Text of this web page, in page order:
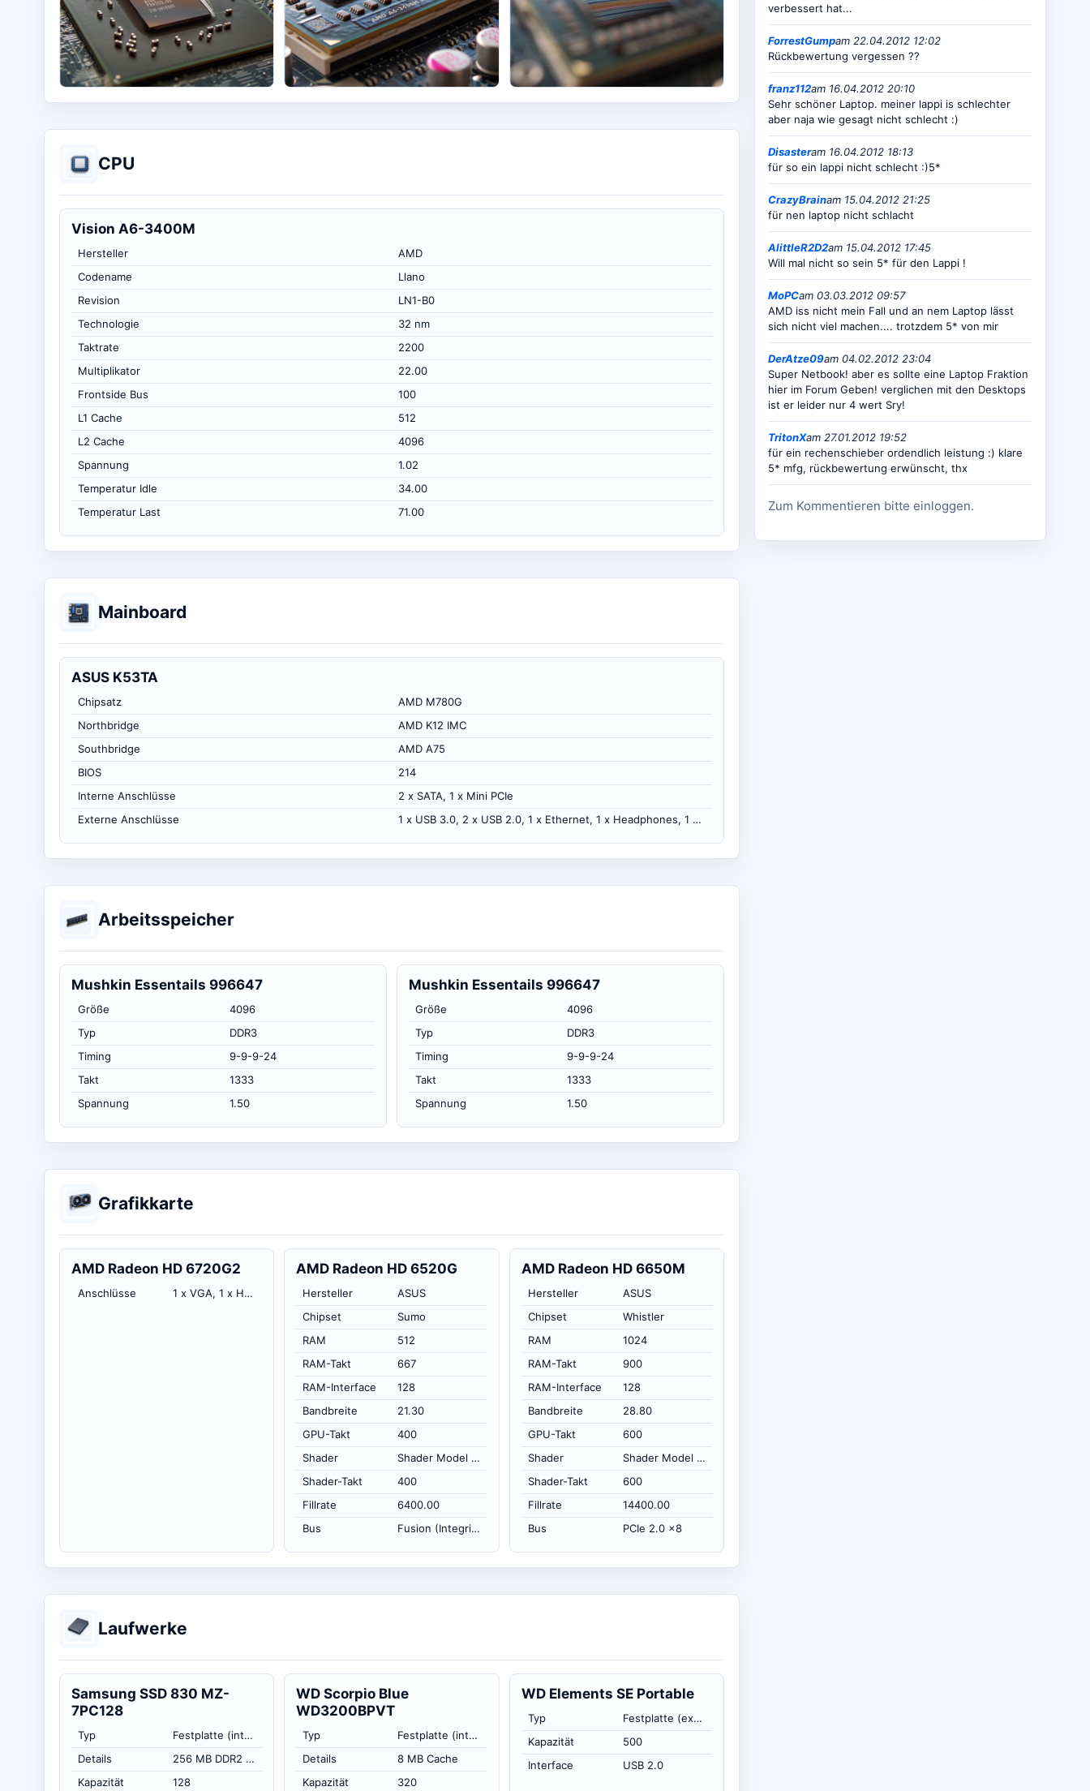
+9
CPU
Vision A6-3400M
Hersteller
AMD
Codename
Llano
Revision
LN1-B0
Technologie
32 nm
Taktrate
2200
Multiplikator
22.00
Frontside Bus
100
L1 Cache
512
L2 Cache
4096
Spannung
1.02
Temperatur Idle
34.00
Temperatur Last
71.00
Mainboard
ASUS K53TA
Chipsatz
AMD M780G
Northbridge
AMD K12 IMC
Southbridge
AMD A75
BIOS
214
Interne Anschlüsse
2 x SATA, 1 x Mini PCIe
Externe Anschlüsse
1 x USB 3.0, 2 x USB 2.0, 1 x Ethernet, 1 x Headphones, 1 x Microphone
Arbeitsspeicher
Mushkin Essentails 996647
Größe
4096
Typ
DDR3
Timing
9-9-9-24
Takt
1333
Spannung
1.50
Mushkin Essentails 996647
Größe
4096
Typ
DDR3
Timing
9-9-9-24
Takt
1333
Spannung
1.50
Grafikkarte
AMD Radeon HD 6720G2
Anschlüsse 1 x VGA, 1 x HDMI
AMD Radeon HD 6520G
Hersteller
ASUS
Chipset
Sumo
RAM
512
RAM-Takt
667
RAM-Interface
128
Bandbreite
21.30
GPU-Takt
400
Shader
Shader Model 5.0
Shader-Takt
400
Fillrate
6400.00
Bus
Fusion (Integriert)
AMD Radeon HD 6650M
Hersteller
ASUS
Chipset
Whistler
RAM
1024
RAM-Takt
900
RAM-Interface
128
Bandbreite
28.80
GPU-Takt
600
Shader
Shader Model 5.0
Shader-Takt
600
Fillrate
14400.00
Bus
PCIe 2.0 x8
Laufwerke
Samsung SSD 830 MZ-
7PC128
Typ
Festplatte (intern)
Details
256 MB DDR2 SDRAM, 3 Kern MCX Controller
Kapazität
128
WD Scorpio Blue
WD3200BPVT
Typ
Festplatte (intern)
Details
8 MB Cache
Kapazität
320
WD Elements SE Portable
Typ
Festplatte (extern)
Kapazität
500
Interface
USB 2.0
verbessert hat...
ForrestGumpam 22.04.2012 12:02
Rückbewertung vergessen ??
franz112am 16.04.2012 20:10
Sehr schöner Laptop. meiner lappi is schlechter
aber naja wie gesagt nicht schlecht :)
Disasteram 16.04.2012 18:13
für so ein lappi nicht schlecht :)5*
CrazyBrainam 15.04.2012 21:25
für nen laptop nicht schlacht
AlittleR2D2am 15.04.2012 17:45
Will mal nicht so sein 5* für den Lappi !
MoPCam 03.03.2012 09:57
AMD iss nicht mein Fall und an nem Laptop lässt
sich nicht viel machen.... trotzdem 5* von mir
DerAtze09am 04.02.2012 23:04
Super Netbook! aber es sollte eine Laptop Fraktion
hier im Forum Geben! verglichen mit den Desktops
ist er leider nur 4 wert Sry!
TritonXam 27.01.2012 19:52
für ein rechenschieber ordendlich leistung :) klare
5* mfg, rückbewertung erwünscht, thx
Zum Kommentieren bitte einloggen.